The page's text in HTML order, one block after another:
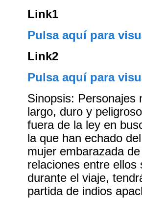
Link1
Pulsa aquí para
Link2
Pulsa aquí para
Sinopsis: Personajes
largo, duro y
fuera de la ley en
la que han echado
mujer embarazada
relaciones entre
durante el viaje,
partida de indios